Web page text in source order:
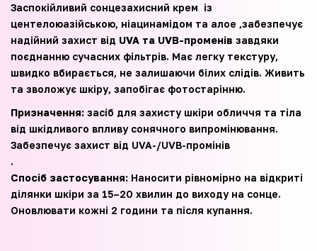
Заспокійливий сонцезахисний крем із
центелоюазійською, ніацинамідом та алое ,забезпечує
надійний захист від UVA та UVB-променів завдяки
поєднанню сучасних фільтрів. Має легку текстуру,
швидко вбирається, не залишаючи білих слідів. Живить
та зволожує шкіру, запобігає фотостарінню.
Призначення: засіб для захисту шкіри обличчя та тіла
від шкідливого впливу сонячного випромінювання.
Забезпечує захист від UVA-/UVB-промінів
.
Спосіб застосування: Наносити рівномірно на відкриті
ділянки шкіри за 15–20 хвилин до виходу на сонце.
Оновлювати кожні 2 години та після купання.